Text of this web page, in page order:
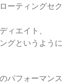
ーティングセク
ィエイト、
グというように
パフォーマンス